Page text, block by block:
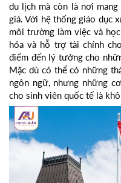
du lịch mà còn là nơi
giá. Với hệ thống giáo dục
môi trường làm việc và
hóa và hỗ trợ tài chính
điểm đến lý tưởng cho
Mặc dù có thể có những
ngôn ngữ, nhưng những
cho sinh viên quốc tế là